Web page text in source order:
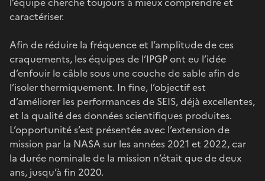
caractériser.
Afin de réduire la fréquence et l’amplitude de ces
craquements, les équipes de l’IPGP ont eu l’idée
d’enfouir le câble sous une couche de sable afin de
l’isoler thermiquement. In fine, l’objectif est
d’améliorer les performances de SEIS, déjà excellentes,
et la qualité des données scientifiques produites.
L’opportunité s’est présentée avec l’extension de
mission par la NASA sur les années 2021 et 2022, car
la durée nominale de la mission n’était que de deux
ans, jusqu’à fin 2020.